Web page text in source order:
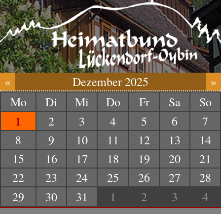
« Dezember 2025
»
Mo
Di Mi Do Fr Sa So
1 2 3 4 5 6
7
8
9 10 11 12 13
14
15
16 17 18 19 20
21
22
23 24 25 26 27
28
29
30 31 1 2 3 4